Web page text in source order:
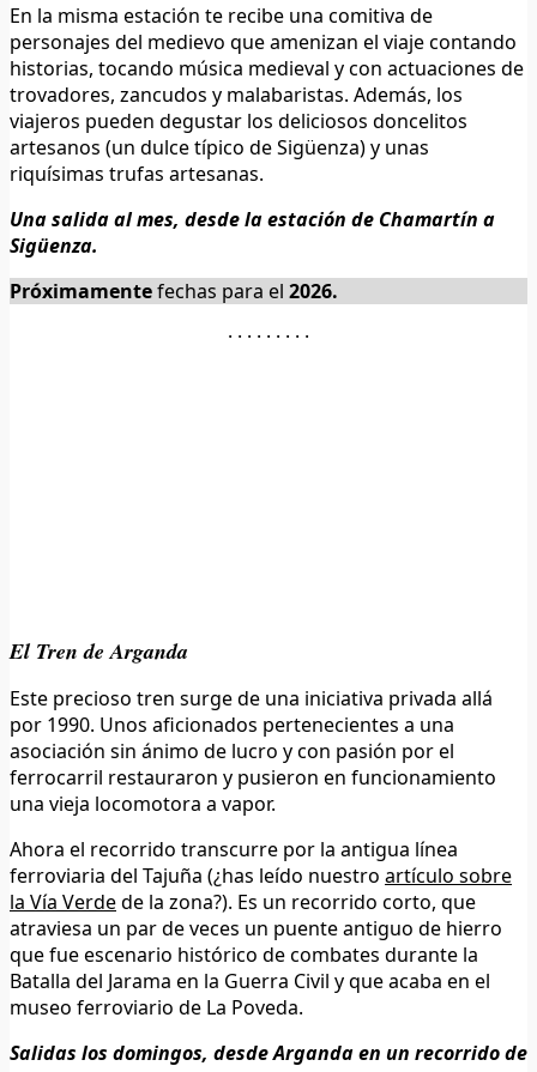
En la misma estación te recibe una comitiva de
personajes del medievo que amenizan el viaje contando
historias, tocando música medieval y con actuaciones de
trovadores, zancudos y malabaristas. Además, los
viajeros pueden degustar los deliciosos doncelitos
artesanos (un dulce típico de Sigüenza) y unas
riquísimas trufas artesanas.
Una salida al mes, desde la estación de Chamartín a
Sigüenza.
Próximamentefechas para el 2026.
· · · · · · · · ·
El Tren de Arganda
Este precioso tren surge de una iniciativa privada allá
por 1990. Unos aficionados pertenecientes a una
asociación sin ánimo de lucro y con pasión por el
ferrocarril restauraron y pusieron en funcionamiento
una vieja locomotora a vapor.
Ahora el recorrido transcurre por la antigua línea
ferroviaria del Tajuña (¿has leído nuestro artículo sobre
la Vía Verdede la zona?). Es un recorrido corto, que
atraviesa un par de veces un puente antiguo de hierro
que fue escenario histórico de combates durante la
Batalla del Jarama en la Guerra Civil y que acaba en el
museo ferroviario de La Poveda.
Salidas los domingos, desde Arganda en un recorrido de